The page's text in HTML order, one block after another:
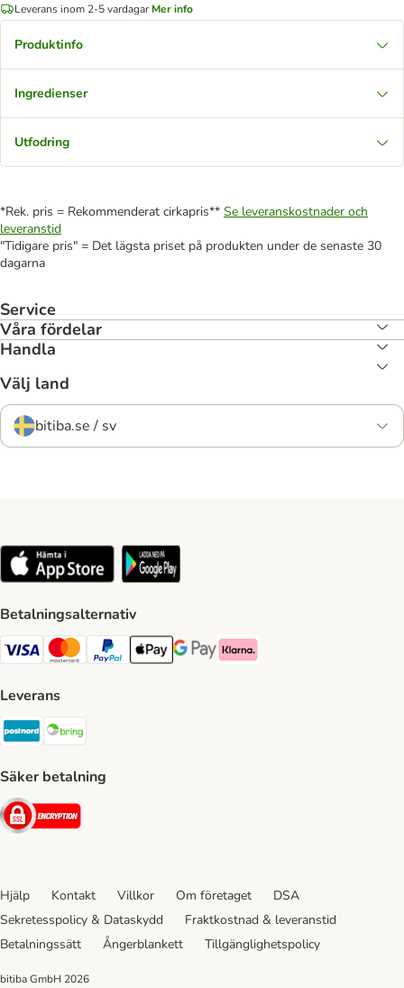
Leverans inom 2-5 vardagar Mer info
Produktinfo
Ingredienser
Utfodring
*Rek. pris = Rekommenderat cirkapris** Se leveranskostnader och
leveranstid
"Tidigare pris" = Det lägsta priset på produkten under de senaste 30
dagarna
Service
Våra fördelar
Handla
Välj land
bitiba.se / sv
Betalningsalternativ
VISA Payment Method
Mastercard Payment Method
Paypal Payment Method
Apple Pay Payment Method
Google Pay Payment Method
Klarna Payment Method
Leverans
Postnord Shipping Method
Säker betalning
Security
Hjälp Kontakt Villkor Om företaget
DSA
Sekretesspolicy & Dataskydd
Fraktkostnad & leveranstid
Betalningssätt
Ångerblankett Tillgänglighetspolicy
bitiba GmbH 2026